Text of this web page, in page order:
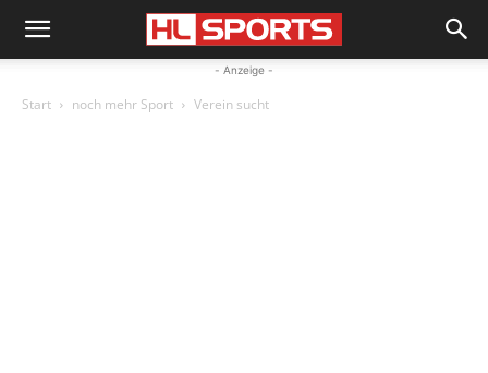
- Anzeige -
Start noch mehr Sport Verein sucht